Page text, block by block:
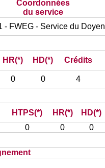
Coordonnées
du service
- FWEG - Service du Doyen
HR(*) HD(*) Crédits
0 0 4
HTPS(*) HR(*) HD(*)
0 0 0